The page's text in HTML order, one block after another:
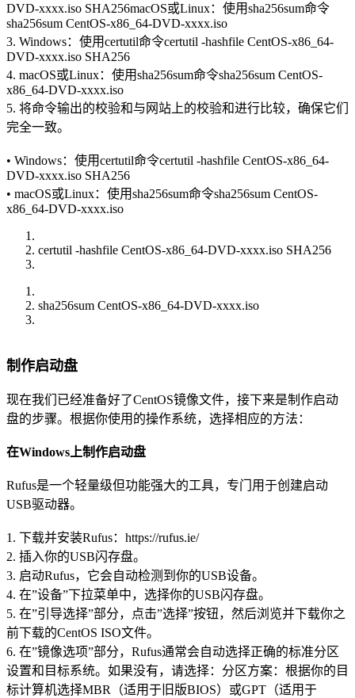
DVD-xxxx.iso SHA256macOS或Linux：使用sha256sum命令
sha256sum CentOS-x86_64-DVD-xxxx.iso
3. Windows：使用certutil命令certutil -hashfile CentOS-x86_64-
DVD-xxxx.iso SHA256
4. macOS或Linux：使用sha256sum命令sha256sum CentOS-
x86_64-DVD-xxxx.iso
5. 将命令输出的校验和与网站上的校验和进行比较，确保它们
完全一致。
• Windows：使用certutil命令certutil -hashfile CentOS-x86_64-
DVD-xxxx.iso SHA256
• macOS或Linux：使用sha256sum命令sha256sum CentOS-
x86_64-DVD-xxxx.iso
certutil -hashfile CentOS-x86_64-DVD-xxxx.iso SHA256
sha256sum CentOS-x86_64-DVD-xxxx.iso
制作启动盘
现在我们已经准备好了CentOS镜像文件，接下来是制作启动
盘的步骤。根据你使用的操作系统，选择相应的方法：
在Windows上制作启动盘
Rufus是一个轻量级但功能强大的工具，专门用于创建启动
USB驱动器。
1. 下载并安装Rufus：https://rufus.ie/
2. 插入你的USB闪存盘。
3. 启动Rufus，它会自动检测到你的USB设备。
4. 在”设备”下拉菜单中，选择你的USB闪存盘。
5. 在”引导选择”部分，点击”选择”按钮，然后浏览并下载你之
前下载的CentOS ISO文件。
6. 在”镜像选项”部分，Rufus通常会自动选择正确的标准分区
设置和目标系统。如果没有，请选择：分区方案：根据你的目
标计算机选择MBR（适用于旧版BIOS）或GPT（适用于